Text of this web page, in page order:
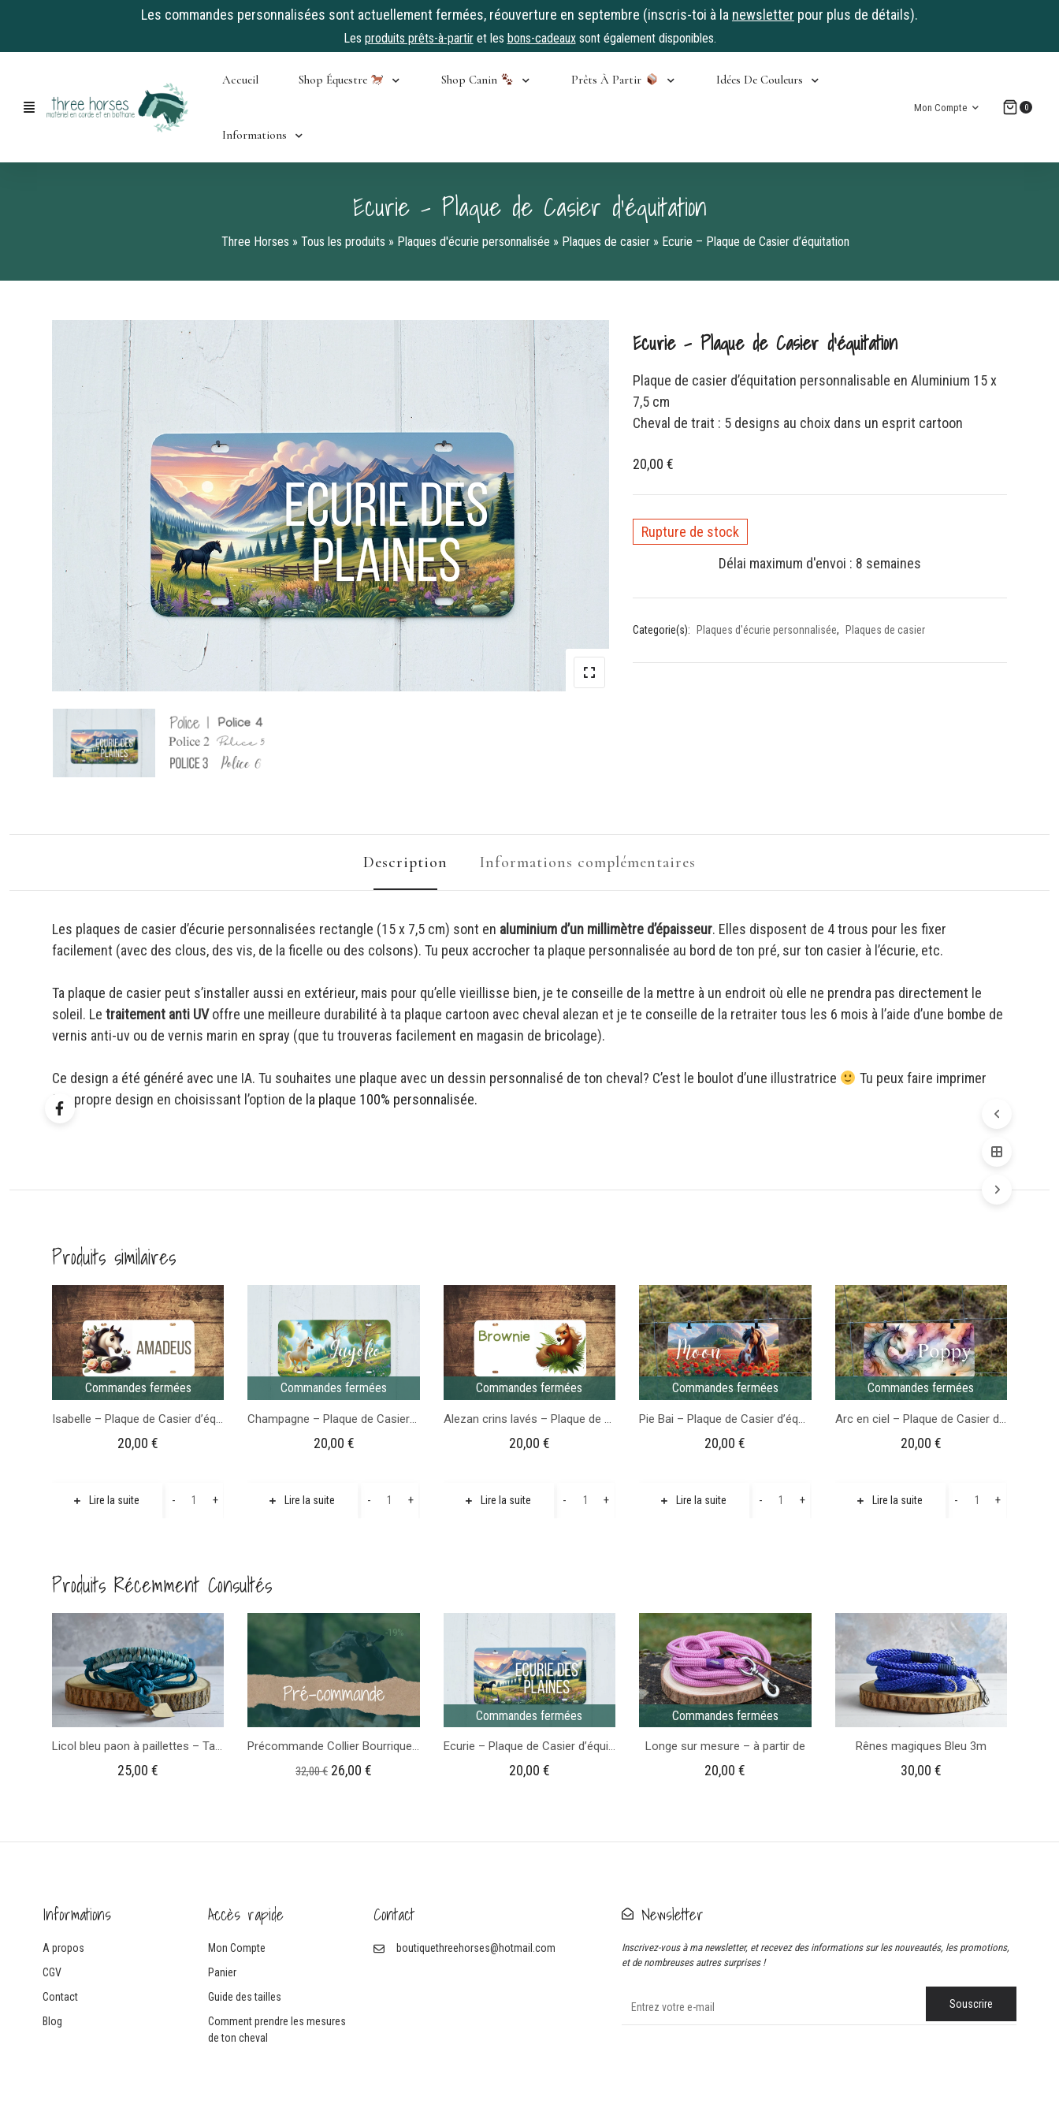
Les commandes personnalisées sont actuellement fermées, réouverture en septembre (inscris-toi à la newsletter pour plus de détails).
Les produits prêts-à-partiret les bons-cadeauxsont également disponibles.
content
Accueil Shop Équestre Shop Canin Prêts À Partir Idées De Couleurs
Informations
Mon Compte 0
Ecurie – Plaque de Casier d’équitation
Three Horses » Tous les produits » Plaques d'écurie personnalisée » Plaques de casier » Ecurie – Plaque de Casier d’équitation
Ecurie – Plaque de Casier d’équitation
Plaque de casier d’équitation personnalisable en Aluminium 15 x
7,5 cm
Cheval de trait : 5 designs au choix dans un esprit cartoon
20,00 €
Rupture de stock
Délai maximum d'envoi : 8 semaines
Categorie(s): Plaques d'écurie personnalisée, Plaques de casier
Description Informations complémentaires
Les plaques de casier d’écurie personnalisées rectangle (15 x 7,5 cm) sont en aluminium d’un millimètre d’épaisseur. Elles disposent de 4 trous pour les fixer
facilement (avec des clous, des vis, de la ficelle ou des colsons). Tu peux accrocher ta plaque personnalisée au bord de ton pré, sur ton casier à l’écurie, etc.
Ta plaque de casier peut s’installer aussi en extérieur, mais pour qu’elle vieillisse bien, je te conseille de la mettre à un endroit où elle ne prendra pas directement le
soleil. Le traitement anti UVoffre une meilleure durabilité à ta plaque cartoon avec cheval alezan et je te conseille de la retraiter tous les 6 mois à l’aide d’une bombe de
vernis anti-uv ou de vernis marin en spray (que tu trouveras facilement en magasin de bricolage).
Ce design a été généré avec une IA. Tu souhaites une plaque avec un dessin personnalisé de ton cheval? C’est le boulot d’une illustratrice
Tu peux faire imprimer
ton propre design en choisissant l’option de la plaque 100% personnalisée.
Produits similaires
Commandes fermées
20,00€
Lire la suite -
quantité
Plaque
Casier
d'équitation
+
Commandes fermées
20,00 €
Lire la suite -
quantité
Casier
d'équitation
+
Commandes fermées
20,00 €
Lire la suite -
quantité
Casier
d'équitation
+
Commandes fermées
20,00€
Lire la suite -
quantité
de
Casier
d'équitation
+
Commandes fermées
20,00 €
Lire la suite -
quantité
Plaque
de
Casier
d'écurie
+
Produits Récemment Consultés
Licol bleu paon à paillettes – Taille Shetland
25,00€
-19%
Précommande Collier Bourriquet – Gamme Fairy Tale
32,00€ Le
26,00€
Commandes fermées
Ecurie – Plaque de Casier d’équitation
20,00 €
Commandes fermées
Longe sur mesure – à partir de
20,00€
Rênes magiques Bleu 3m
30,00 €
Informations
A propos
CGV
Contact
Blog
Accès rapide
Mon Compte
Panier
Guide des tailles
Comment prendre les mesures
de ton cheval
Contact
boutiquethreehorses@hotmail.com
Newsletter
Inscrivez-vous à ma newsletter, et recevez des informations sur les nouveautés, les promotions,
et de nombreuses autres surprises !